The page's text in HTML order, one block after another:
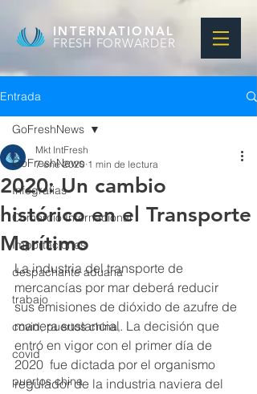
INTERNATIONAL
FRESH FORWARDER
Entrada
GoFreshNews
Infografias
Comercio Internacional
Importaciones
despachante aduana
trabajo
covid, puertos china,
covid
puertos china
GoFreshNews
2020: Un cambio
histórico en el Transporte
Marítimo
Mkt IntFresh
7 ene 2020 1 min de lectura
La industria del transporte de
mercancías por mar deberá reducir
sus emisiones de dióxido de azufre de
manera sustancial. La decisión que
entró en vigor con el primer día de
2020  fue dictada por el organismo
regulador de la industria naviera del